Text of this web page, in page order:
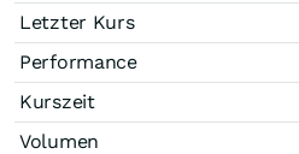
Letzter Kurs
Performance
Kurszeit
Volumen